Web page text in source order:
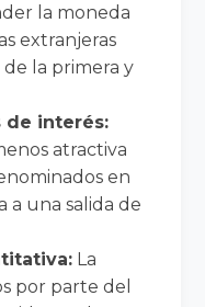
la moneda
extranjeras
la primera y
de interés:
atractiva
en
a una salida de
La
por parte del